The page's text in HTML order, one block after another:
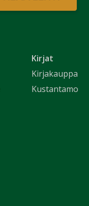
Kirjat
Kirjakauppa
Kustantamo